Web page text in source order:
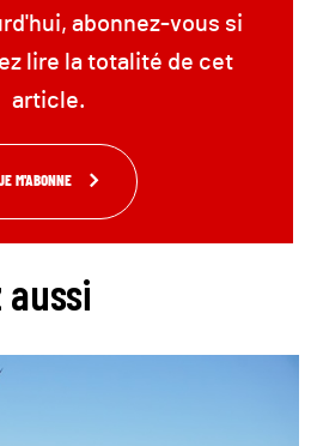
abonnez-vous si
lire la totalité de cet
article.
M'ABONNE
aussi